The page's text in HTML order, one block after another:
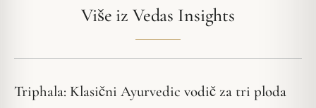
Više iz Vedas Insights
Triphala: Klasični Ayurvedic vodič za tri ploda